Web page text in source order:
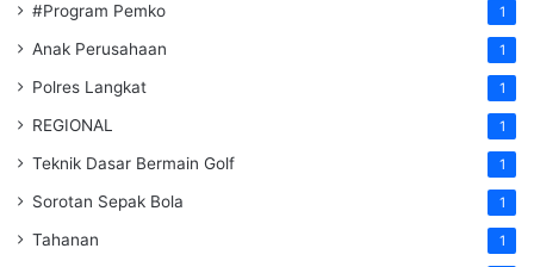
#Program Pemko 1
Anak Perusahaan 1
Polres Langkat 1
REGIONAL 1
Teknik Dasar Bermain Golf 1
Sorotan Sepak Bola 1
Tahanan 1